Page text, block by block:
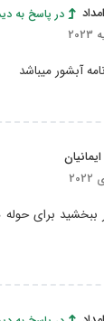
در پاسخ به
ببخشید برای